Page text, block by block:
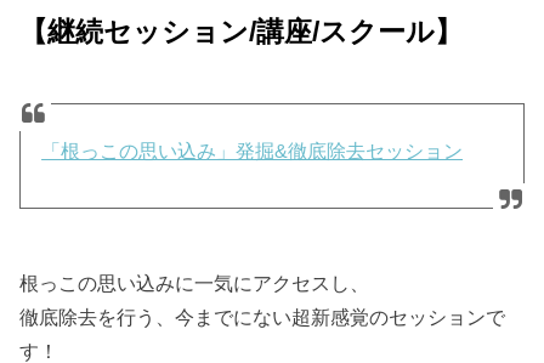
【継続セッション/講座/スクール】
「根っこの思い込み」発掘&徹底除去セッション
根っこの思い込みに一気にアクセスし、
徹底除去を行う、今までにない超新感覚のセッションで
す！